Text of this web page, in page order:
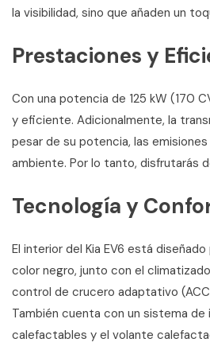
la visibilidad, sino que añaden un
Prestaciones y
Con una potencia de 125 kW (170
y eficiente. Adicionalmente, la
pesar de su potencia, las
ambiente. Por lo tanto, disfrutarás
Tecnología y
El interior del Kia EV6 está
color negro, junto con el
control de crucero adaptativo
También cuenta con un sistema
calefactables y el volante